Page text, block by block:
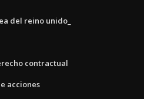
del reino unido_
contractual
acciones